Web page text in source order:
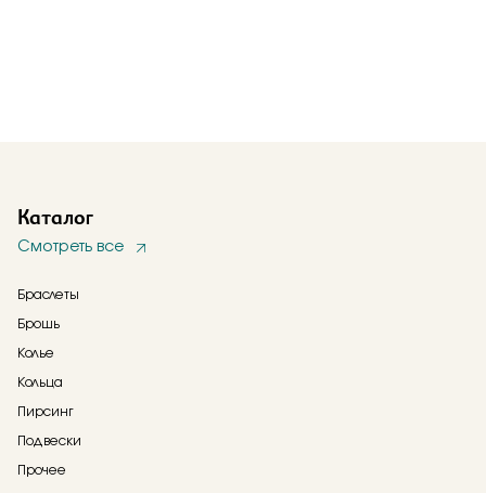
Каталог
Смотреть все
Браслеты
Брошь
Колье
Кольца
Пирсинг
Подвески
Прочее